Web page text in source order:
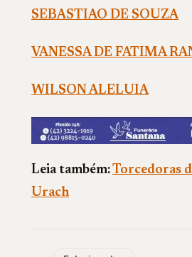
SEBASTIAO DE SOUZA
VANESSA DE FATIMA
WILSON ALELUIA
Leia também:Torcedoras
Urach